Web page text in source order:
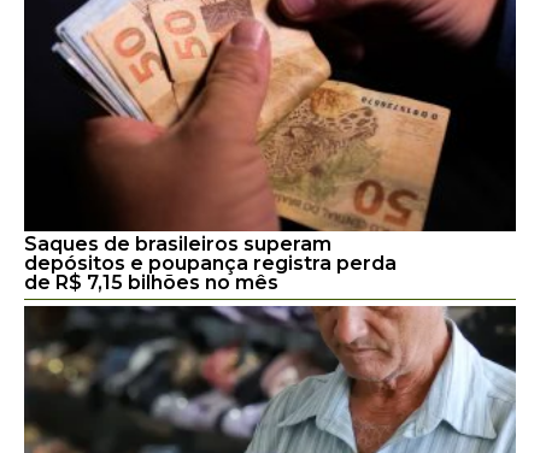
Saques de brasileiros superam
depósitos e poupança registra perda
de R$ 7,15 bilhões no mês